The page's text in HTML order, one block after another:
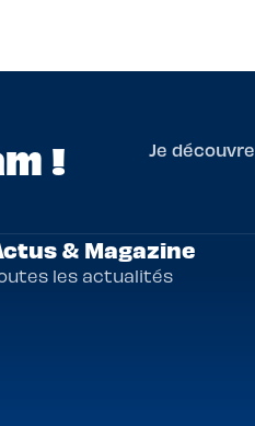
! Je découvre
& Magazine
les actualités